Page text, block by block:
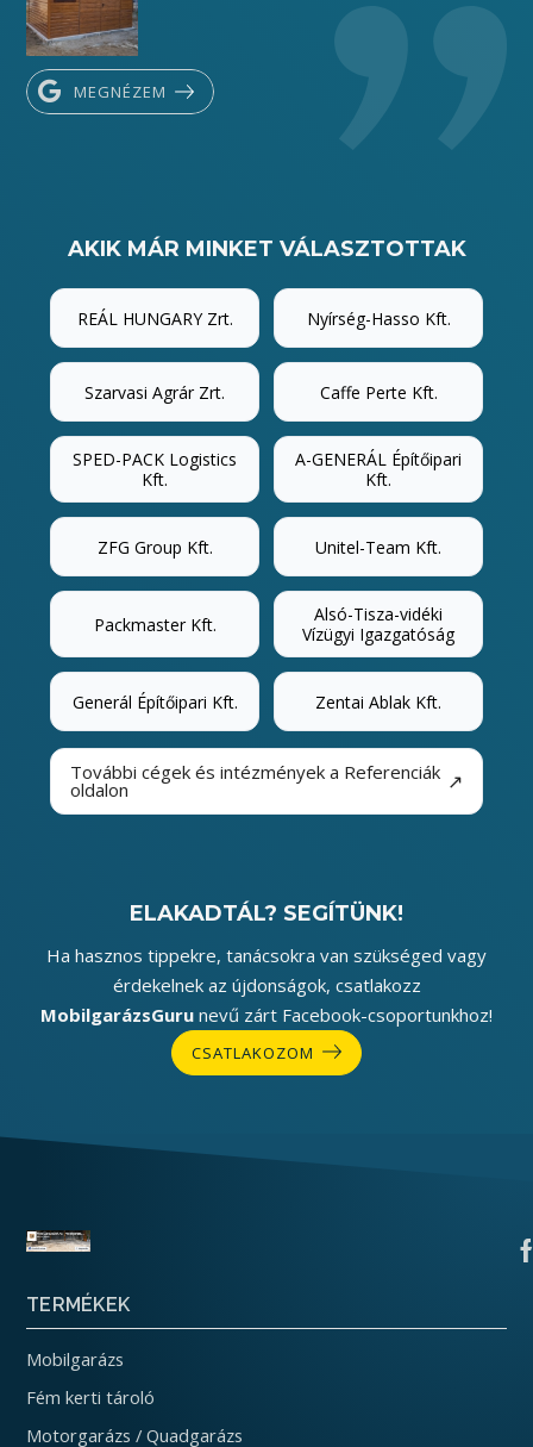
MEGNÉZEM
AKIK MÁR MINKET VÁLASZTOTTAK
REÁL HUNGARY Zrt. Nyírség-Hasso Kft.
Szarvasi Agrár Zrt. Caffe Perte Kft.
SPED-PACK Logistics
Kft.
A-GENERÁL Építőipari
Kft.
ZFG Group Kft. Unitel-Team Kft.
Packmaster Kft.
Alsó-Tisza-vidéki
Vízügyi Igazgatóság
Generál Építőipari Kft. Zentai Ablak Kft.
További cégek és intézmények a Referenciák
oldalon ↗
ELAKADTÁL? SEGÍTÜNK!
Ha hasznos tippekre, tanácsokra van szükséged vagy
érdekelnek az újdonságok, csatlakozz
MobilgarázsGuru nevű zárt Facebook-csoportunkhoz!
CSATLAKOZOM
TERMÉKEK
Mobilgarázs
Fém kerti tároló
Motorgarázs / Quadgarázs